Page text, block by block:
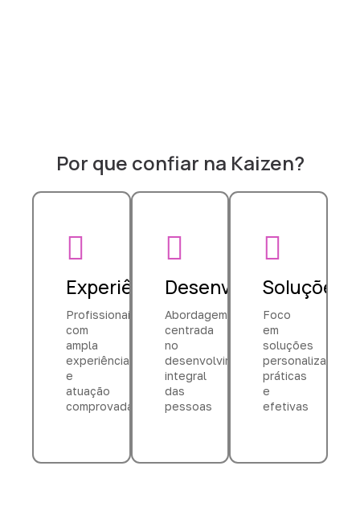
Por que confiar na Kaizen?
Experiência
Profissionais
com
ampla
experiência
e
atuação
comprovada
Desenvolvimento
Abordagem
centrada
no
desenvolvimento
integral
das
pessoas
Soluções
Foco
em
soluções
personalizadas,
práticas
e
efetivas